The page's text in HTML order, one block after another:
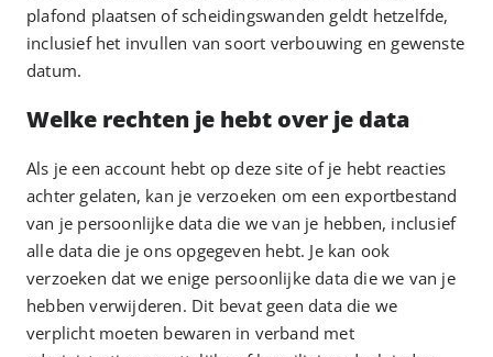
plafond plaatsen of scheidingswanden geldt hetzelfde,
inclusief het invullen van soort verbouwing en gewenste
datum.
Welke rechten je hebt over je data
Als je een account hebt op deze site of je hebt reacties
achter gelaten, kan je verzoeken om een exportbestand
van je persoonlijke data die we van je hebben, inclusief
alle data die je ons opgegeven hebt. Je kan ook
verzoeken dat we enige persoonlijke data die we van je
hebben verwijderen. Dit bevat geen data die we
verplicht moeten bewaren in verband met